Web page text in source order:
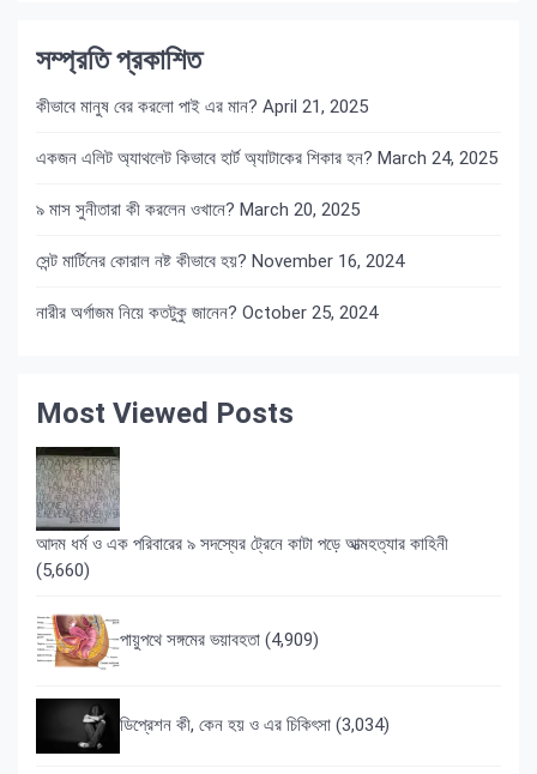
সম্প্রতি প্রকাশিত
কীভাবে মানুষ বের করলো পাই এর মান? April 21, 2025
একজন এলিট অ্যাথলেট কিভাবে হার্ট অ্যাটাকের শিকার হন? March 24, 2025
৯ মাস সুনীতারা কী করলেন ওখানে? March 20, 2025
সেন্ট মার্টিনের কোরাল নষ্ট কীভাবে হয়? November 16, 2024
নারীর অর্গাজম নিয়ে কতটুকু জানেন? October 25, 2024
Most Viewed Posts
আদম ধর্ম ও এক পরিবারের ৯ সদস্যের ট্রেনে কাটা পড়ে আত্মহত্যার কাহিনী
(5,660)
পায়ুপথে সঙ্গমের ভয়াবহতা (4,909)
ডিপ্রেশন কী, কেন হয় ও এর চিকিৎসা (3,034)